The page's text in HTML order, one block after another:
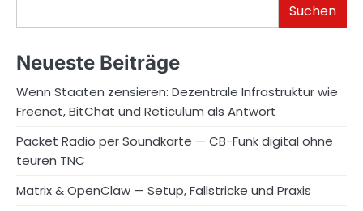
Suchen
Neueste Beiträge
Wenn Staaten zensieren: Dezentrale Infrastruktur wie
Freenet, BitChat und Reticulum als Antwort
Packet Radio per Soundkarte — CB-Funk digital ohne
teuren TNC
Matrix & OpenClaw — Setup, Fallstricke und Praxis